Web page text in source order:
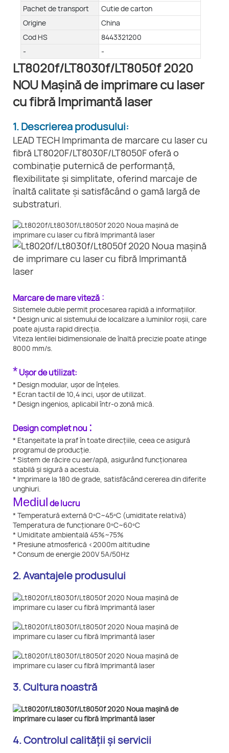
Pachet de transport
Cutie de carton
Origine
China
Cod HS
8443321200
-
-
LT8020f/LT8030f/LT8050f 2020
NOU Mașină de imprimare cu laser
cu fibră Imprimantă laser
1. Descrierea produsului:
LEAD TECH Imprimanta de marcare cu laser cu
fibră LT8020F/LT8030F/LT8050F oferă o
combinație puternică de performanță,
flexibilitate și simplitate, oferind marcaje de
înaltă calitate și satisfăcând o gamă largă de
substraturi.
Marcare de mare viteză :
Sistemele duble permit procesarea rapidă a informațiilor.
* Design unic al sistemului de localizare a luminilor roșii, care
poate ajusta rapid direcția.
Viteza lentilei bidimensionale de înaltă precizie poate atinge
8000 mm/s.
*Ușor de utilizat:
* Design modular, ușor de înțeles.
* Ecran tactil de 10,4 inci, ușor de utilizat.
* Design ingenios, aplicabil într-o zonă mică.
Design complet nou :
* Etanșeitate la praf în toate direcțiile, ceea ce asigură
programul de producție.
* Sistem de răcire cu aer/apă, asigurând funcționarea
stabilă și sigură a acestuia.
* Imprimare la 180 de grade, satisfăcând cererea din diferite
unghiuri.
Mediulde lucru
* Temperatură externă 0ºC~45ºC (umiditate relativă)
Temperatura de funcționare 0ºC~60ºC
* Umiditate ambientală 45%~75%
* Presiune atmosferică <2000m altitudine
* Consum de energie 200V 5A/50Hz
2. Avantajele produsului
3. Cultura noastră
4. Controlul calității și servicii